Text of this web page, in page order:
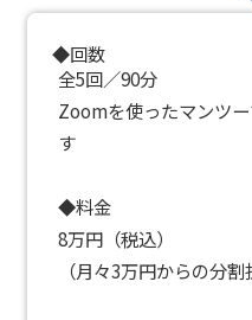
◆回数
全5回／90分
Zoomを使ったマンツ
す
◆料金
8万円（税込）
（月々3万円からの分割